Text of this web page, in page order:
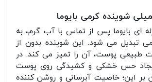
شوینده کرمی بایوما
ای بایوما پس از تماس با آب گرم، به
تبدیل می شود. این شوینده بدون از
طبیعی پوست، آن را تمیز می کند. در
حس خشکی و کشیدگی روی پوست
بر این؛ خاصیت آبرسانی و روشن کننده